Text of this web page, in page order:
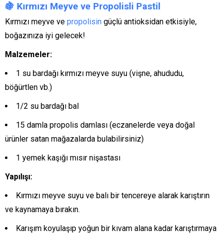
🍇 Kırmızı Meyve ve Propolisli Pastil
Kırmızı meyve ve propolisin güçlü antioksidan etkisiyle,
boğazınıza iyi gelecek!
Malzemeler:
1 su bardağı kırmızı meyve suyu (vişne, ahududu,
böğürtlen vb.)
1/2 su bardağı bal
15 damla propolis damlası (eczanelerde veya doğal
ürünler satan mağazalarda bulabilirsiniz)
1 yemek kaşığı mısır nişastası
Yapılışı:
Kırmızı meyve suyu ve balı bir tencereye alarak karıştırın
ve kaynamaya bırakın.
Karışım koyulaşıp yoğun bir kıvam alana kadar karıştırmaya